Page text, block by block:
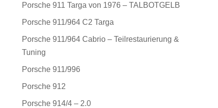
Porsche 911 Targa von 1976 – TALBOTGELB
Porsche 911/964 C2 Targa
Porsche 911/964 Cabrio – Teilrestaurierung &
Tuning
Porsche 911/996
Porsche 912
Porsche 914/4 – 2.0